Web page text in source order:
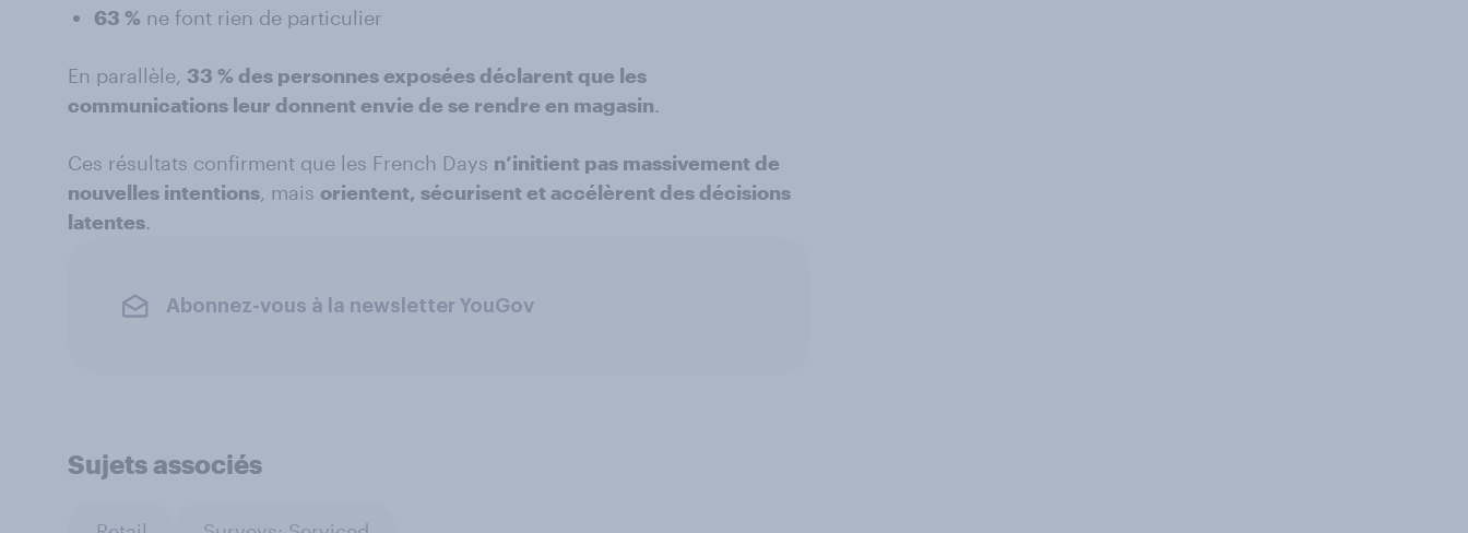
63 % ne font rien de particulier
En parallèle, 33 % des personnes exposées déclarent que les
communications leur donnent envie de se rendre en magasin.
Ces résultats confirment que les French Days n’initient pas massivement de
nouvelles intentions, mais orientent, sécurisent et accélèrent des décisions
latentes.
Abonnez-vous à la newsletter YouGov
Sujets associés